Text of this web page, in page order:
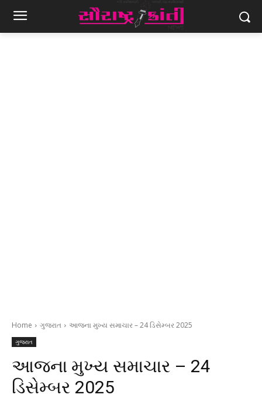
Home ગુજરાત આજના મુખ્ય સમાચાર – 24 ડિસેમ્બર 2025
ગુજરાત
આજના મુખ્ય સમાચાર – 24
ડિસેમ્બર 2025